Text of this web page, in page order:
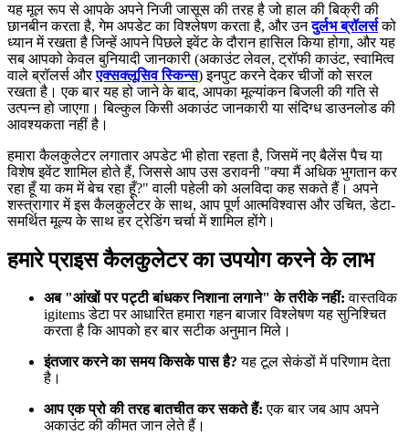
यह मूल रूप से आपके अपने निजी जासूस की तरह है जो हाल की बिक्री की
छानबीन करता है, गेम अपडेट का विश्लेषण करता है, और उनदुर्लभ ब्रॉलर्सको
ध्यान में रखता है जिन्हें आपने पिछले इवेंट के दौरान हासिल किया होगा, और यह
सब आपको केवल बुनियादी जानकारी (अकाउंट लेवल, ट्रॉफी काउंट, स्वामित्व
वाले ब्रॉलर्स औरएक्सक्लूसिव स्किन्स) इनपुट करने देकर चीजों को सरल
रखता है। एक बार यह हो जाने के बाद, आपका मूल्यांकन बिजली की गति से
उत्पन्न हो जाएगा। बिल्कुल किसी अकाउंट जानकारी या संदिग्ध डाउनलोड की
आवश्यकता नहीं है।
हमारा कैलकुलेटर लगातार अपडेट भी होता रहता है, जिसमें नए बैलेंस पैच या
विशेष इवेंट शामिल होते हैं, जिससे आप उस डरावनी "क्या मैं अधिक भुगतान कर
रहा हूँ या कम में बेच रहा हूँ?" वाली पहेली को अलविदा कह सकते हैं। अपने
शस्त्रागार में इस कैलकुलेटर के साथ, आप पूर्ण आत्मविश्वास और उचित, डेटा-
समर्थित मूल्य के साथ हर ट्रेडिंग चर्चा में शामिल होंगे।
हमारे प्राइस कैलकुलेटर का उपयोग करने के लाभ
अब "आंखों पर पट्टी बांधकर निशाना लगाने" के तरीके नहीं: वास्तविक
igitems डेटा पर आधारित हमारा गहन बाजार विश्लेषण यह सुनिश्चित
करता है कि आपको हर बार सटीक अनुमान मिले।
इंतजार करने का समय किसके पास है? यह टूल सेकंडों में परिणाम देता
है।
आप एक प्रो की तरह बातचीत कर सकते हैं: एक बार जब आप अपने
अकाउंट की कीमत जान लेते हैं।